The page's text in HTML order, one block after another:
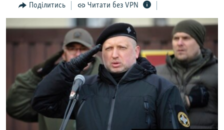
пошукуІНТЕРВ'Ю
ВСЕ ЗА ДЕНЬ
СПЕЦПРОЕКТИ
ДЕПОРТАЦІЯ
ВІДЕОУРОКИ «ELIFBE»
СВІДЧЕННЯ ОКУПАЦІЇ
УКРАЇНСЬКА ПРОБЛЕМА КРИМУ
ЯК ОБІЙТИ БЛОКУВАННЯ
Русский
Qırımtatar
Поділитись Читати без VPN